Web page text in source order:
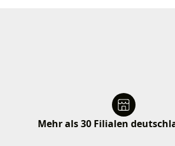
Mehr als 30 Filialen